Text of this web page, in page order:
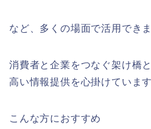
など、多くの場面で活用できま
消費者と企業をつなぐ架け橋
高い情報提供を心掛けています
こんな方におすすめ